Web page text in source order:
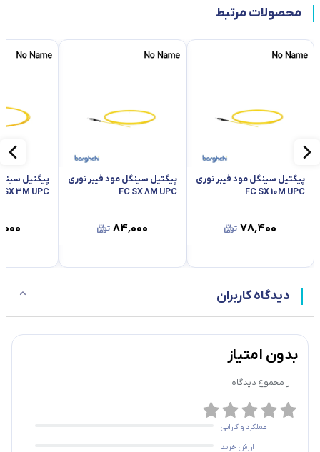
محصولات مرتبط
پیگتیل سینگل مود فیبر نوری
FC SX 10M UPC
۷۸٬۴۰۰
پیگتیل سینگل مود فیبر نوری
FC SX 8M UPC
۸۴٬۰۰۰
پیگتیل
SX 3M UPC
دیدگاه کاربران
بدون امتیاز
از مجموع دیدگاه
عملکرد و کارایی
ارزش خرید